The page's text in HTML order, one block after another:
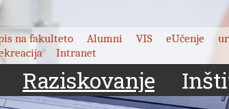
na fakulteto Alumni VIS eUčenje
Intranet
Raziskovanje